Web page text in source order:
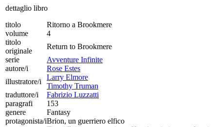
dettaglio libro
titolo
Ritorno a Brookmere
volume
4
titolo
originale
Return to Brookmere
serie
Avventure Infinite
autore/i
Rose Estes
illustratore/i
Larry Elmore
Timothy Truman
traduttore/i
Fabrizio Luzzatti
paragrafi
153
genere
Fantasy
protagonista/iBrion, un guerriero elfico